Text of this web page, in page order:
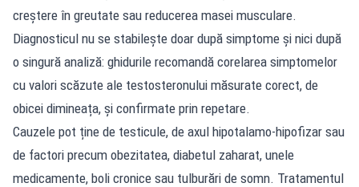
creștere în greutate sau reducerea masei musculare.
Diagnosticul nu se stabilește doar după simptome și nici după
o singură analiză: ghidurile recomandă corelarea simptomelor
cu valori scăzute ale testosteronului măsurate corect, de
obicei dimineața, și confirmate prin repetare.
Cauzele pot ține de testicule, de axul hipotalamo-hipofizar sau
de factori precum obezitatea, diabetul zaharat, unele
medicamente, boli cronice sau tulburări de somn. Tratamentul